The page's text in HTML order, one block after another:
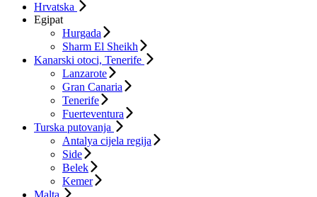
Hrvatska
Egipat
Hurgada
Sharm El Sheikh
Kanarski otoci, Tenerife
Lanzarote
Gran Canaria
Tenerife
Fuerteventura
Turska putovanja
Antalya cijela regija
Side
Belek
Kemer